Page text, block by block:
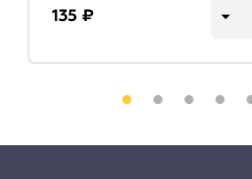
135 ₽